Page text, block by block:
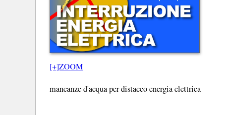
[+]ZOOM
mancanze d'acqua per distacco energia elettrica